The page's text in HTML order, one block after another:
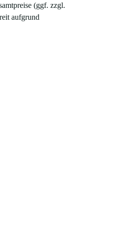
(ggf. zzgl.
aufgrund